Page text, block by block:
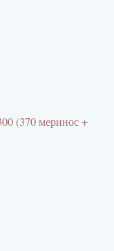
(370 меринос +